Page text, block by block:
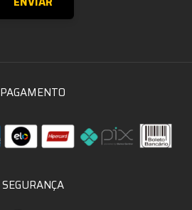
PAGAMENTO
SEGURANÇA